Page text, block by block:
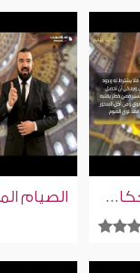
النية في الصوم | أحكام رمضان | إسلام ويب | للصم بلغة الإشارة